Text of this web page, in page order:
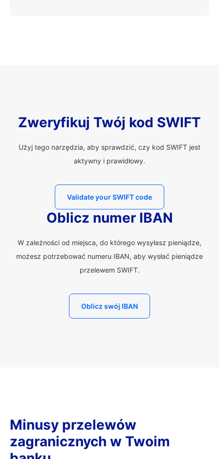
Zweryfikuj Twój kod SWIFT
Użyj tego narzędzia, aby sprawdzić, czy kod SWIFT jest
aktywny i prawidłowy.
Validate your SWIFT code
Oblicz numer IBAN
W zależności od miejsca, do którego wysyłasz pieniądze,
możesz potrzebować numeru IBAN, aby wysłać pieniądze
przelewem SWIFT.
Oblicz swój IBAN
Minusy przelewów
zagranicznych w Twoim